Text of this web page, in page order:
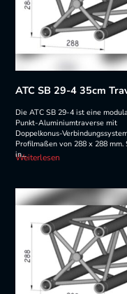
ATC SB 29-4 35cm
Die ATC SB 29-4 ist eine
Punkt-Aluminiumtraverse mit
Doppelkonus-
Profilmaßen von 288 x 288 mm.
in...
Weiterlesen